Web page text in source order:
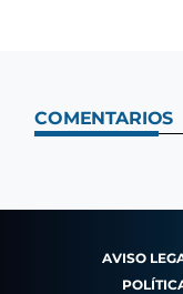
COMENTARIOS
AVISO